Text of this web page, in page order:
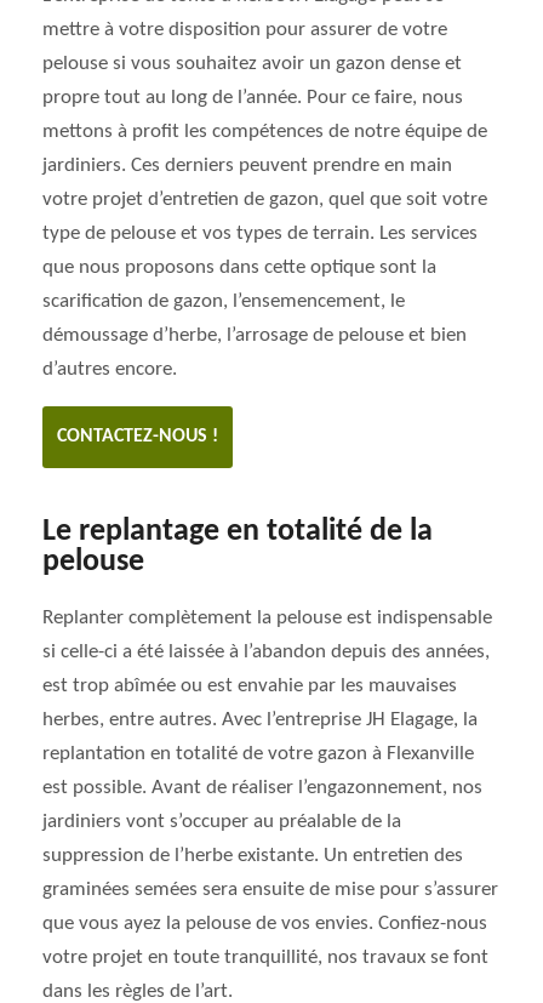
mettre à votre disposition pour assurer de votre
pelouse si vous souhaitez avoir un gazon dense et
propre tout au long de l’année. Pour ce faire, nous
mettons à profit les compétences de notre équipe de
jardiniers. Ces derniers peuvent prendre en main
votre projet d’entretien de gazon, quel que soit votre
type de pelouse et vos types de terrain. Les services
que nous proposons dans cette optique sont la
scarification de gazon, l’ensemencement, le
démoussage d’herbe, l’arrosage de pelouse et bien
d’autres encore.
CONTACTEZ-NOUS !
Le replantage en totalité de la
pelouse
Replanter complètement la pelouse est indispensable
si celle-ci a été laissée à l’abandon depuis des années,
est trop abîmée ou est envahie par les mauvaises
herbes, entre autres. Avec l’entreprise JH Elagage, la
replantation en totalité de votre gazon à Flexanville
est possible. Avant de réaliser l’engazonnement, nos
jardiniers vont s’occuper au préalable de la
suppression de l’herbe existante. Un entretien des
graminées semées sera ensuite de mise pour s’assurer
que vous ayez la pelouse de vos envies. Confiez-nous
votre projet en toute tranquillité, nos travaux se font
dans les règles de l’art.